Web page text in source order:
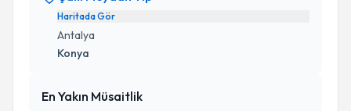
Haritada Gör
Antalya
Konya
En Yakın Müsaitlik